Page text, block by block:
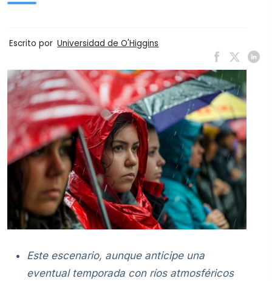
Escrito por Universidad de O'Higgins
Este escenario, aunque anticipe una
eventual temporada con ríos atmosféricos